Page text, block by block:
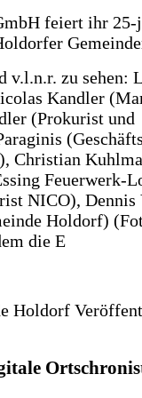
v.l.n.r. zu sehen:
Kandler
(Prokurist und
Christian
Feuerwerk-
NICO),
Holdorf)
die E
Holdorf